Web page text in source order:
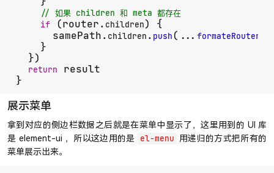
// 如果 children 和 meta 都存在
if
(router. children) {
      samePath.
children . push(... formateRouters
    }
  })
return
result
}
展示菜单
拿到对应的侧边栏数据之后就是在菜单中显示了，这里用到的 UI 库
是 element-ui ，所以这边用的是
el-menu 用递归的方式把所有的
菜单展示出来。